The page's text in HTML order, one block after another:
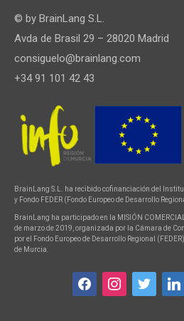
© by BrainLang S.L.
Avda de Brasil 29 – 28020 Madrid
consiguelo@brainlang.com
+34 91 101 42 43
BrainLang S.L. ha recibido cofinanciación del
y Fondo FEDER (Fondo Europeo de Desarrollo
BrainLang ha participado en la MISIÓN
de marzo de 2019, organizada por la Cámara de
por el Fondo Europeo de Desarrollo Regional
de Murcia.
facebookinstagram
twitter